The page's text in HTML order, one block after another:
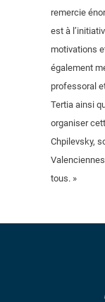
remercie
est à
motivations
également
professoral
Tertia ainsi
organiser
Chpilevsky,
tous. »